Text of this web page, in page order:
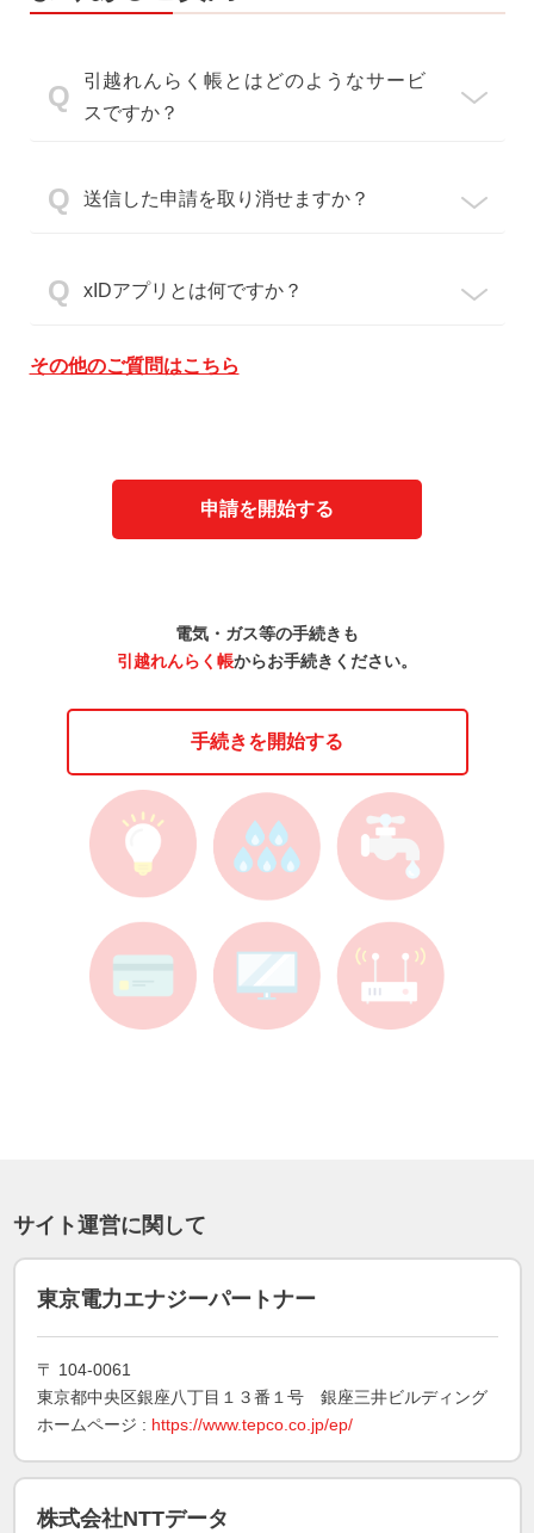
Q
引越れんらく帳とはどのようなサービ
スですか？
Q 送信した申請を取り消せますか？
Q xIDアプリとは何ですか？
その他のご質問はこちら
申請を開始する
電気・ガス等の手続きも
引越れんらく帳からお手続きください。
手続きを開始する
サイト運営に関して
東京電力エナジーパートナー
〒 104-0061
東京都中央区銀座八丁目１３番１号 銀座三井ビルディング
ホームページ : https://www.tepco.co.jp/ep/
株式会社NTTデータ